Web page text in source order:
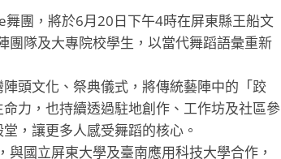
團，將於6月20日下午4時在屏東縣王船文
團隊及大專院校學生，以當代舞蹈語彙重新
頭文化、祭典儀式，將傳統藝陣中的「跤
力，也持續透過駐地創作、工作坊及社區參
，讓更多人感受舞蹈的核心。
國立屏東大學及臺南應用科技大學合作，